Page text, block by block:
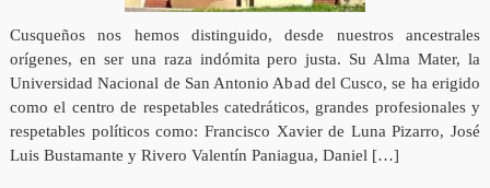
Cusqueños nos hemos distinguido, desde nuestros ancestrales
orígenes, en ser una raza indómita pero justa. Su Alma Mater, la
Universidad Nacional de San Antonio Abad del Cusco, se ha erigido
como el centro de respetables catedráticos, grandes profesionales y
respetables políticos como: Francisco Xavier de Luna Pizarro, José
Luis Bustamante y Rivero Valentín Paniagua, Daniel […]